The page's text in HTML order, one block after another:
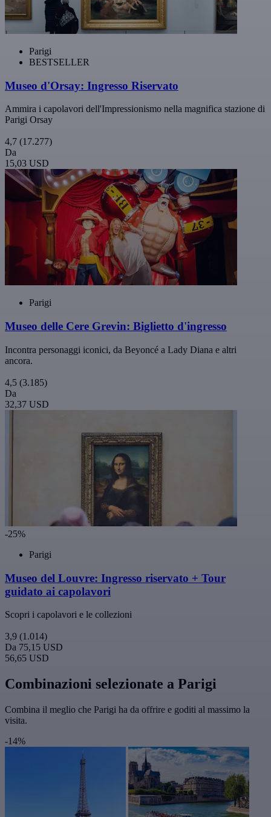
Parigi
BESTSELLER
Museo d'Orsay: Ingresso Riservato
Ammira i capolavori dell'Impressionismo nella magnifica stazione di
Parigi Orsay
4,7 (17.277)
Da
15,03 USD
Parigi
Museo delle Cere Grevin: Biglietto d'ingresso
Incontra personaggi iconici, da Beyoncé a Lady Diana e altri
ancora.
4,5 (3.185)
Da
32,37 USD
-25%
Parigi
Museo del Louvre: Ingresso riservato + Tour
guidato ai capolavori
Scopri i capolavori e le collezioni
3,9 (1.014)
Da 75,15 USD
56,65 USD
Combinazioni selezionate a Parigi
Combina il meglio che Parigi ha da offrire e goditi al massimo la
visita.
-14%